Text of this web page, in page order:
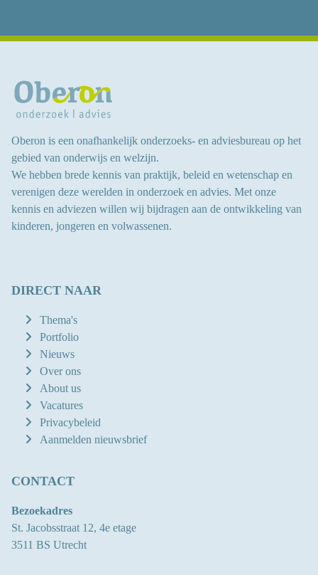
Oberon is een onafhankelijk onderzoeks- en adviesbureau op het
gebied van onderwijs en welzijn.
We hebben brede kennis van praktijk, beleid en wetenschap en
verenigen deze werelden in onderzoek en advies. Met onze
kennis en adviezen willen wij bijdragen aan de ontwikkeling van
kinderen, jongeren en volwassenen.
DIRECT NAAR
Thema's
Portfolio
Nieuws
Over ons
About us
Vacatures
Privacybeleid
Aanmelden nieuwsbrief
CONTACT
Bezoekadres
St. Jacobsstraat 12, 4e etage
3511 BS Utrecht